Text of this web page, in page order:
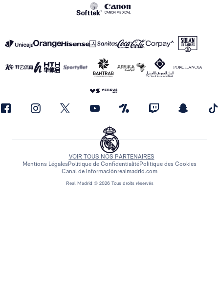
Real Madrid © 2026 Tous droits réservés
VOIR TOUS NOS PARTENAIRES
Mentions LégalesPolitique de ConfidentialitéPolitique des Cookies
Canal de informaciónrealmadrid.com